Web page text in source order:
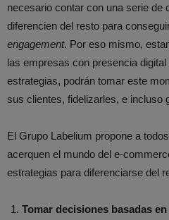
necesario contar con una serie de
diferencien del resto para
engagement. Por eso mismo,
las empresas con presencia
estrategias, podrán tomar este
sus clientes, fidelizarles, e incluso
El Grupo Labelium propone a
acerquen el mundo del e-
estrategias para diferenciarse del
Tomar decisiones basadas